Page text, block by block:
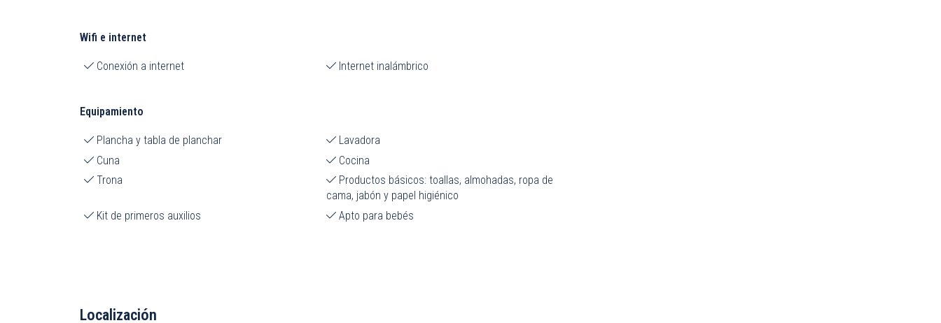
Wifi e internet
Conexión a internet Internet inalámbrico
Equipamiento
Plancha y tabla de planchar
Lavadora
Cuna
Cocina
Trona
Productos básicos: toallas, almohadas, ropa de
cama, jabón y papel higiénico
Kit de primeros auxilios
Apto para bebés
Localización